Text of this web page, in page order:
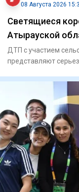
08 Августа 2026
Светящиеся
Атырауской
ДТП с участием
представляют